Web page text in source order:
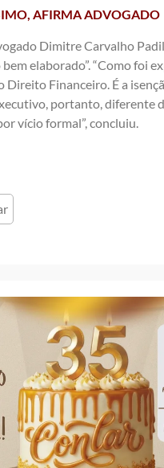
AFIRMA ADVOGADO
Dimitre Carvalho
elaborado”. “Como foi
Financeiro. É a
portanto, diferente
vício formal”, concluiu.